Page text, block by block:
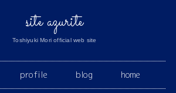
site azurite
Toshiyuki Mori official web site
profile blog home